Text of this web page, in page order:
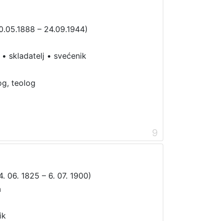
– 24.09.1944)
• skladatelj • svećenik
teolog
9
06. 1825 – 6. 07. 1900)